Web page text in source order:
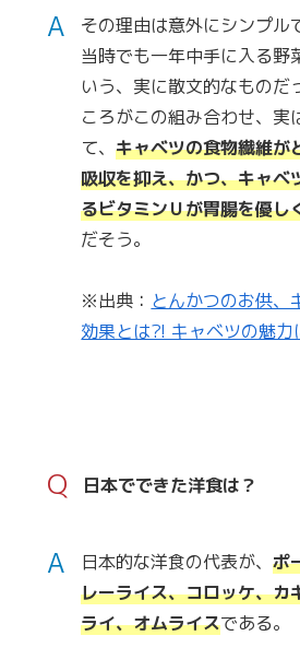
A
その理由は意外にシンプル
当時でも一年中手に入る野
いう、実に散文的なものだ
ころがこの組み合わせ、実
て、キャベツの食物繊維が
吸収を抑え、かつ、キャベ
るビタミンＵが胃腸を優し
だそう。
※出典： とんかつのお供、
効果とは?! キャベツの魅力
Q 日本でできた洋食は？
A 日本的な洋食の代表が、ポ
レーライス、コロッケ、カ
ライ、オムライスである。